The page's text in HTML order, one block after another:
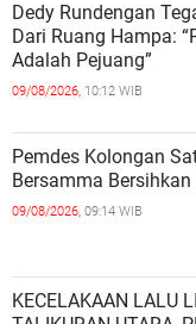
Dedy Rundengan
Dari Ruang Hampa:
Adalah Pejuang”
09/08/2026, 10:12 WIB
Pemdes Kolongan
Bersamma
09/08/2026, 09:14 WIB
KECELAKAAN LALU